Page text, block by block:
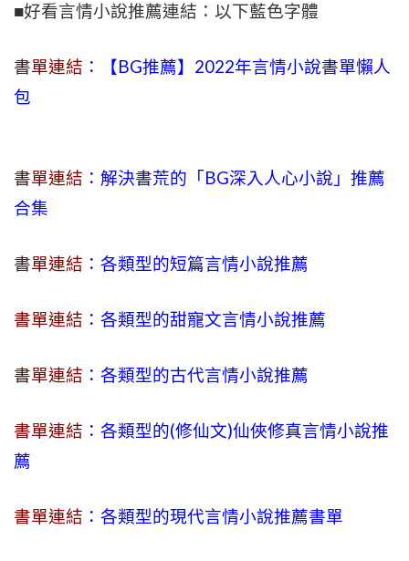
■好看言情小說推薦連結：以下藍色字體
書單連結 ：【BG推薦】2022年言情小說書單懶人
包
書單連結 ：解決書荒的「BG深入人心小說」推薦
合集
書單連結 ：各類型的短篇言情小說推薦
書單連結 ：各類型的甜寵文言情小說推薦
書單連結 ：各類型的古代言情小說推薦
書單連結 ：各類型的(修仙文)仙俠修真言情小說推
薦
書單連結 ：各類型的現代言情小說推薦書單